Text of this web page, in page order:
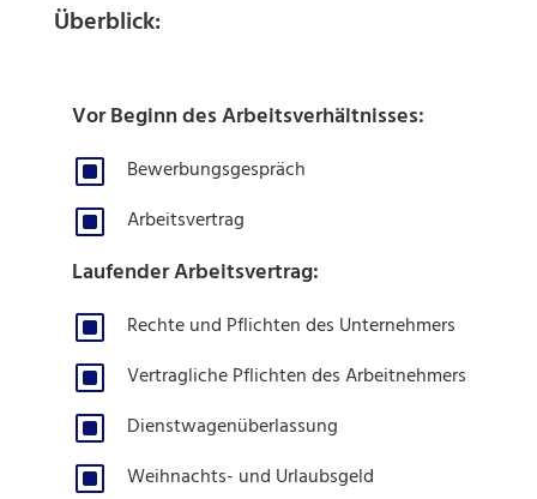
Überblick:
Vor Beginn des Arbeitsverhältnisses:
W Bewerbungsgespräch
W Arbeitsvertrag
Laufender Arbeitsvertrag:
W Rechte und Pflichten des Unternehmers
W Vertragliche Pflichten des Arbeitnehmers
W Dienstwagenüberlassung
W Weihnachts- und Urlaubsgeld